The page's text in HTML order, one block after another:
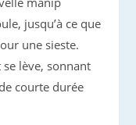
jusqu’à ce que
une sieste.
lève, sonnant
courte durée